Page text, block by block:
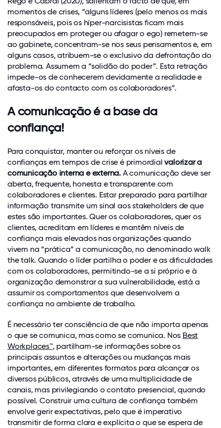
momentos de crises, “alguns líderes (pelo menos os mais
responsáveis, pois os híper-narcisistas ficam mais
preocupados em proteger ou afagar o ego) remetem-se
ao gabinete, concentram-se nos seus pensamentos e, em
alguns casos, atribuem-se o exclusivo da defrontação do
problema. Assumem a “solidão do poder”. Esta retração
impede-os de conhecerem devidamente a realidade e
afasta-os do contacto com os colaboradores”.
A comunicação é a base da
confiança!
Para conquistar, manter ou reforçar os níveis de
confianças em tempos de crise é primordialvalorizar a
comunicação interna e externa. A comunicação deve ser
aberta, frequente, honesta e transparente com
colaboradores e clientes. Estar preparado para partilhar
informação transmite um sinal aos stakeholders de que
estes são importantes. Quer os colaboradores, quer os
clientes, acreditam em líderes e mantêm níveis de
confiança mais elevados nas organizações quando
vivem na “prática” a comunicação, no denominado walk
the talk. Quando o líder partilha o poder e as dificuldades
com os colaboradores, permitindo-se a si próprio e à
organização demonstrar a sua vulnerabilidade, está a
assumir os comportamentos que desenvolvem a
confiança no ambiente de trabalho.
É necessário ter consciência de que não importa apenas
o que se comunica, mas como se comunica. Nos Best
Workplaces™, partilham-se informações sobre os
principais assuntos e alterações ou mudanças mais
importantes, em diferentes formatos para alcançar os
diversos públicos, através de uma multiplicidade de
canais, mas privilegiando o contato presencial, quando
possível. Construir uma cultura de confiança também
envolve gerir expectativas, pelo que é imperativo
transmitir de forma clara e explícita o que se espera de